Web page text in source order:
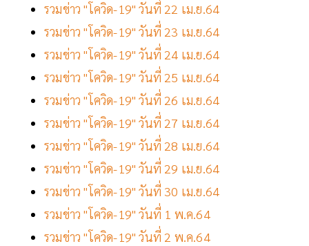
รวมข่าว "โควิด-19" วันที่ 22 เม.ย.64
รวมข่าว "โควิด-19" วันที่ 23 เม.ย.64
รวมข่าว "โควิด-19" วันที่ 24 เม.ย.64
รวมข่าว "โควิด-19" วันที่ 25 เม.ย.64
รวมข่าว "โควิด-19" วันที่ 26 เม.ย.64
รวมข่าว "โควิด-19" วันที่ 27 เม.ย.64
รวมข่าว "โควิด-19" วันที่ 28 เม.ย.64
รวมข่าว "โควิด-19" วันที่ 29 เม.ย.64
รวมข่าว "โควิด-19" วันที่ 30 เม.ย.64
รวมข่าว "โควิด-19" วันที่ 1 พ.ค.64
รวมข่าว "โควิด-19" วันที่ 2 พ.ค.64